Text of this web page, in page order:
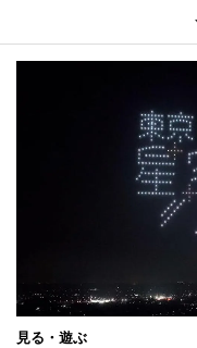
見る・遊ぶ